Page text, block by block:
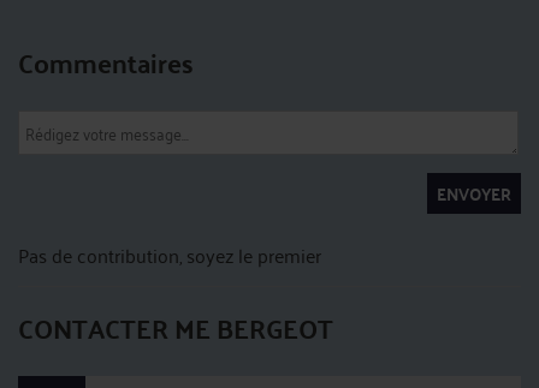
Commentaires
ENVOYER
Pas de contribution, soyez le premier
CONTACTER ME BERGEOT